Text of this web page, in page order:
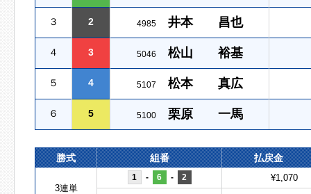
３ 2 4985 井本 昌也
４ 3 5046 松山 裕基
５ 4 5107 松本 真広
６ 5 5100 栗原 一馬
勝式 組番 払戻金
3連単
1 - 6 - 2 ¥1,070